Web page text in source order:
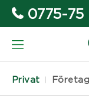
0775-75
Privat Företag